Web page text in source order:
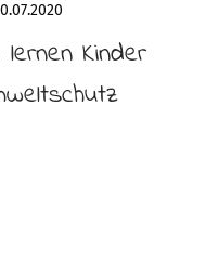
Kinder